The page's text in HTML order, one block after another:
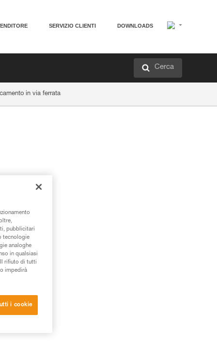
SERVIZIO CLIENTI DOWNLOADS
Cerca
in via ferrata
pubblicitari
tecnologie
analoghe
in qualsiasi
rifiuto di tutti
impedirà
i cookie